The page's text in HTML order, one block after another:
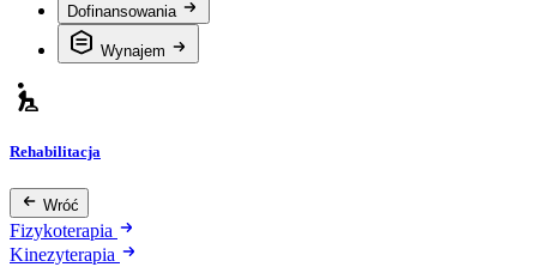
Dofinansowania
Wynajem
Rehabilitacja
Wróć
Fizykoterapia
Kinezyterapia